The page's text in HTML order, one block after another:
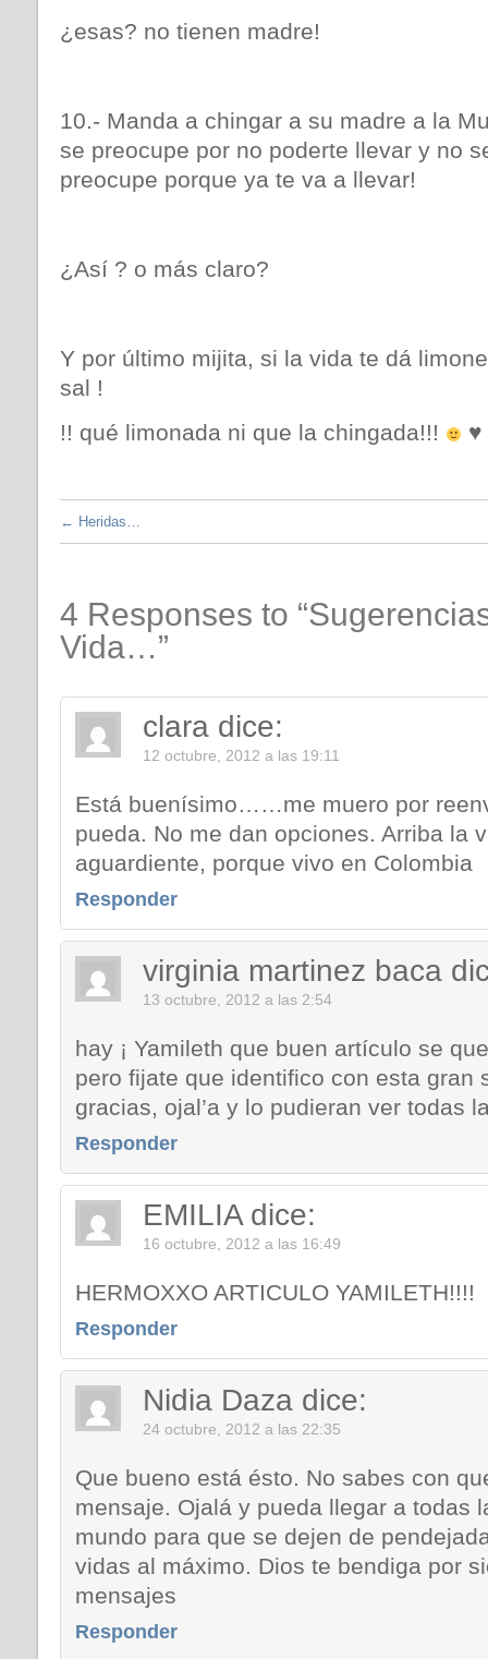
¿esas? no tienen madre!
10.- Manda a chingar a su madre a la
se preocupe por no poderte llevar y no
preocupe porque ya te va a llevar!
¿Así ? o más claro?
Y por último mijita, si la vida te dá
sal !
!! qué limonada ni que la chingada!!!
♥
← Heridas…
4 Responses to
Vida…”
clara dice:
12 octubre, 2012 a las 19:11
Está buenísimo……me muero por
pueda. No me dan opciones. Arriba la
aguardiente, porque vivo en Colombia
Responder
virginia martinez baca
13 octubre, 2012 a las 2:54
hay ¡ Yamileth que buen artículo se
pero fijate que identifico con esta gran
gracias, ojal’a y lo pudieran ver todas
Responder
EMILIA dice:
16 octubre, 2012 a las 16:49
HERMOXXO ARTICULO YAMILETH!!!!
Responder
Nidia Daza dice:
24 octubre, 2012 a las 22:35
Que bueno está ésto. No sabes con
mensaje. Ojalá y pueda llegar a todas
mundo para que se dejen de
vidas al máximo. Dios te bendiga por
mensajes
Responder